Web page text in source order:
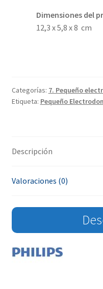
Dimensiones del
12,3 x 5,8 x 8 cm
Categorías: 7. Pequeño
Etiqueta: Pequeño
Descripción
Valoraciones (0)